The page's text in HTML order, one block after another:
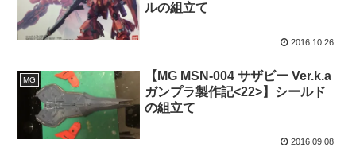
ルの組立て
2016.10.26
MG
【MG MSN-004 サザビー Ver.k.a
ガンプラ製作記<22>】シールド
の組立て
2016.09.08